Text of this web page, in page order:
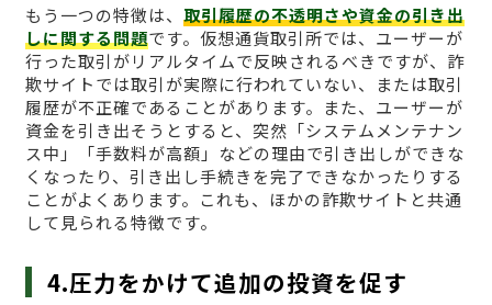
もう一つの特徴は、 取引履歴の不透明さや資金の引き出
しに関する問題です。仮想通貨取引所では、ユーザーが
行った取引がリアルタイムで反映されるべきですが、詐
欺サイトでは取引が実際に行われていない、または取引
履歴が不正確であることがあります。また、ユーザーが
資金を引き出そうとすると、突然「システムメンテナン
ス中」「手数料が高額」などの理由で引き出しができな
くなったり、引き出し手続きを完了できなかったりする
ことがよくあります。これも、ほかの詐欺サイトと共通
して見られる特徴です。
4.圧力をかけて追加の投資を促す